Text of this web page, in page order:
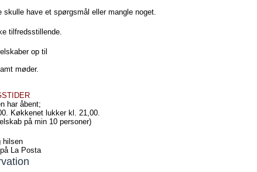
have et spørgsmål eller mangle noget.
tilfredsstillende.
op til
møder.
har åbent;
Køkkenet lukker kl. 21,00.
på min 10 personer)
hilsen
La Posta